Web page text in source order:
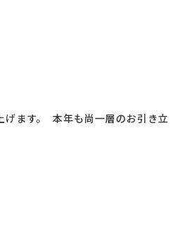
げます。 本年も尚一層のお引き立